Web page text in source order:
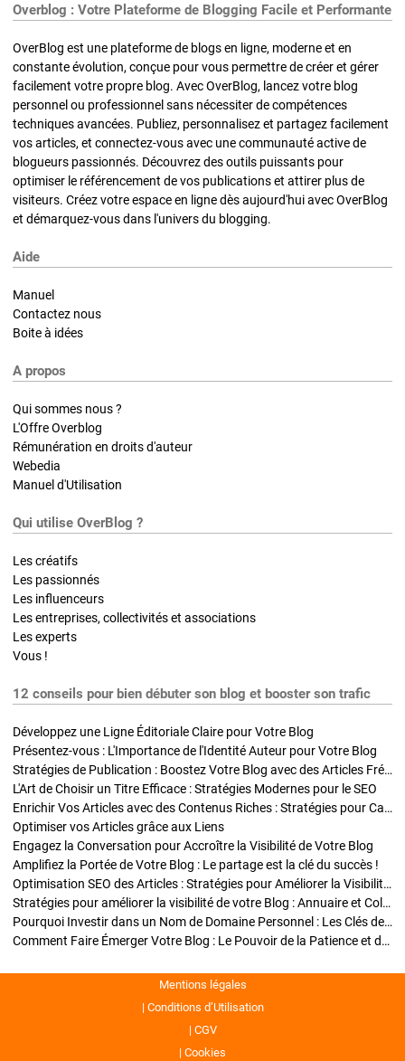
Overblog : Votre Plateforme de Blogging Facile et Performante
OverBlog est une plateforme de blogs en ligne, moderne et en
constante évolution, conçue pour vous permettre de créer et gérer
facilement votre propre blog. Avec OverBlog, lancez votre blog
personnel ou professionnel sans nécessiter de compétences
techniques avancées. Publiez, personnalisez et partagez facilement
vos articles, et connectez-vous avec une communauté active de
blogueurs passionnés. Découvrez des outils puissants pour
optimiser le référencement de vos publications et attirer plus de
visiteurs. Créez votre espace en ligne dès aujourd'hui avec OverBlog
et démarquez-vous dans l'univers du blogging.
Aide
Manuel
Contactez nous
Boite à idées
A propos
Qui sommes nous ?
L'Offre Overblog
Rémunération en droits d'auteur
Webedia
Manuel d'Utilisation
Qui utilise OverBlog ?
Les créatifs
Les passionnés
Les influenceurs
Les entreprises, collectivités et associations
Les experts
Vous !
12 conseils pour bien débuter son blog et booster son trafic
Développez une Ligne Éditoriale Claire pour Votre Blog
Présentez-vous : L'Importance de l'Identité Auteur pour Votre Blog
Stratégies de Publication : Boostez Votre Blog avec des Articles Fréquents et Exclusifs
L'Art de Choisir un Titre Efficace : Stratégies Modernes pour le SEO
Enrichir Vos Articles avec des Contenus Riches : Stratégies pour Captiver et Optimiser
Optimiser vos Articles grâce aux Liens
Engagez la Conversation pour Accroître la Visibilité de Votre Blog
Amplifiez la Portée de Votre Blog : Le partage est la clé du succès !
Optimisation SEO des Articles : Stratégies pour Améliorer la Visibilité de Votre Blog
Stratégies pour améliorer la visibilité de votre Blog : Annuaire et Collaborations
Pourquoi Investir dans un Nom de Domaine Personnel : Les Clés de la Réussite de Votre Blog
Comment Faire Émerger Votre Blog : Le Pouvoir de la Patience et de la Persévérance
Mentions légales
Conditions d’Utilisation
CGV
Cookies